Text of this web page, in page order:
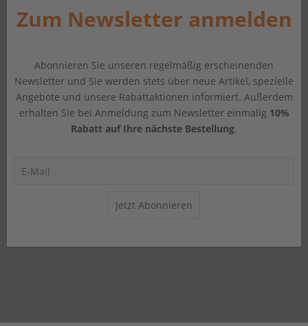
Zum Newsletter anmelden
Abonnieren Sie unseren regelmäßig erscheinenden
Newsletter und Sie werden stets über neue Artikel, spezielle
Angebote und unsere Rabattaktionen informiert. Außerdem
erhalten Sie bei Anmeldung zum Newsletter einmalig 10%
Rabatt auf Ihre nächste Bestellung.
Jetzt Abonnieren